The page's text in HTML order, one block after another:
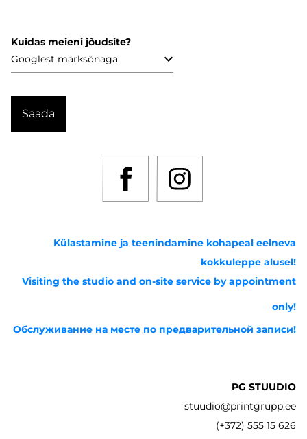
Kuidas meieni jõudsite?
Külastamine ja teenindamine kohapeal eelneva
kokkuleppe alusel!
Visiting the studio and on-site service by appointment
only!
Обслуживание на месте по предварительной записи!
PG STUUDIO
stuudio@printgrupp.ee
(+372) 555 15 626